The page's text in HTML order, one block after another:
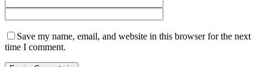
Save my name, email, and website in this browser for the next
time I comment.